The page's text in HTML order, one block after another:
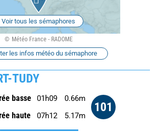
Voir tous les sémaphores
Météo France - RADOME
les infos météo du sémaphore
TUDY
101
basse 01h09 0.66m
haute 07h12 5.17m